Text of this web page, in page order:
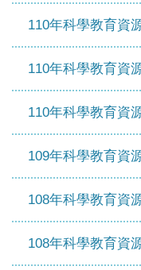
110年科學教育資
110年科學教育資
110年科學教育資
109年科學教育資
108年科學教育資
108年科學教育資